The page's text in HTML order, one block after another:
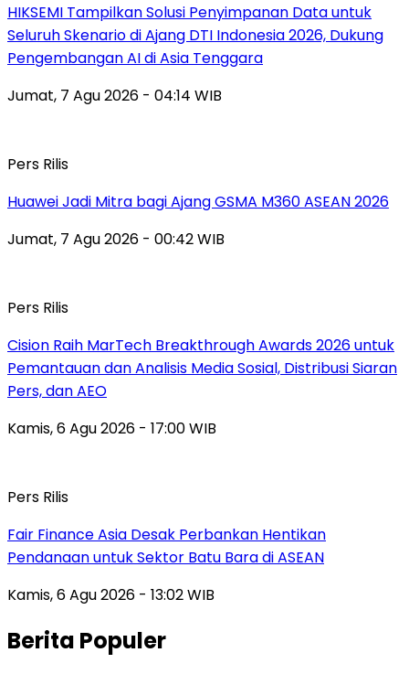
HIKSEMI Tampilkan Solusi Penyimpanan Data untuk
Seluruh Skenario di Ajang DTI Indonesia 2026, Dukung
Pengembangan AI di Asia Tenggara
Jumat, 7 Agu 2026 - 04:14 WIB
Pers Rilis
Huawei Jadi Mitra bagi Ajang GSMA M360 ASEAN 2026
Jumat, 7 Agu 2026 - 00:42 WIB
Pers Rilis
Cision Raih MarTech Breakthrough Awards 2026 untuk
Pemantauan dan Analisis Media Sosial, Distribusi Siaran
Pers, dan AEO
Kamis, 6 Agu 2026 - 17:00 WIB
Pers Rilis
Fair Finance Asia Desak Perbankan Hentikan
Pendanaan untuk Sektor Batu Bara di ASEAN
Kamis, 6 Agu 2026 - 13:02 WIB
Berita Populer